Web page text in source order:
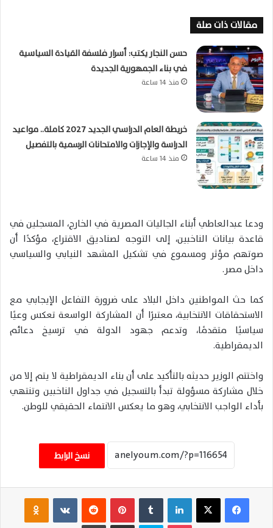
مقالات ذات صلة
حسن النجار يكتب: أسرار فلسفة القيادة السياسية
في بناء الجمهورية الجديدة
منذ 14 ساعة
خريطة العام الدراسي الجديد 2027 كاملة.. مواعيد
الدراسة والإجازات والامتحانات الرسمية بالتفصيل
منذ 14 ساعة
ودعا عبدالعاطي أبناء الجاليات المصرية في الخارج، المسجلين في
قاعدة بيانات الناخبين، إلى التوجه لصناديق الاقتراع، مؤكدًا أن
صوتهم مؤثر ومسموع في تشكيل المشهد النيابي والسياسي
داخل مصر.
كما حث المواطنين داخل البلاد على ضرورة التفاعل الإيجابي مع
الاستحقاقات الانتخابية، معتبرًا أن المشاركة الواسعة تعكس وعيًا
سياسيًا متقدمًا، وتدعم جهود الدولة في ترسيخ دعائم
الديمقراطية.
واختتم الوزير حديثه بالتأكيد على أن بناء الديمقراطية لا يتم إلا من
خلال مشاركة مسؤولة تبدأ بالتسجيل في جداول الناخبين وتنتهي
بأداء الواجب الانتخابي، وهو ما يعكس الانتماء الحقيقي للوطن.
نسخ الرابط
فيسبوك ‫X لينكدإن بينتيريست ‏VKontakte
سكايب مشاركة عبر البريد طباعة